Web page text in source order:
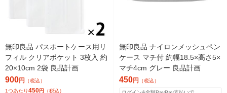
無印良品 パスポートケース用リ
フィル クリアポケット 3枚入 約
20×10cm 2袋 良品計画
900円 （税込）
1つあたり450円 （税込）
無印良品 ナイロンメッシュペン
ケース マチ付 約幅18.5×高さ5×
マチ4cm グレー 良品計画
450円 （税込）